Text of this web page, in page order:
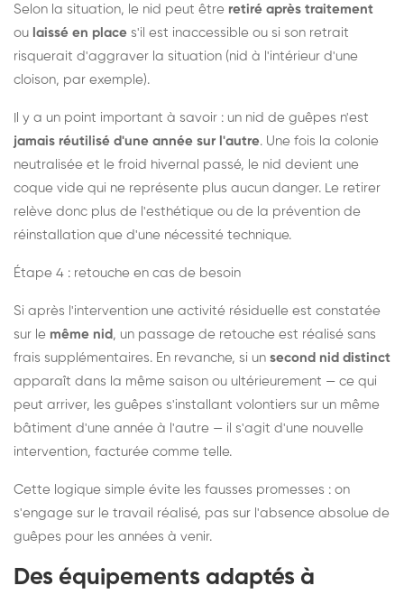
Selon la situation, le nid peut être retiré après traitement
ou laissé en place s'il est inaccessible ou si son retrait
risquerait d'aggraver la situation (nid à l'intérieur d'une
cloison, par exemple).
Il y a un point important à savoir : un nid de guêpes n'est
jamais réutilisé d'une année sur l'autre. Une fois la colonie
neutralisée et le froid hivernal passé, le nid devient une
coque vide qui ne représente plus aucun danger. Le retirer
relève donc plus de l'esthétique ou de la prévention de
réinstallation que d'une nécessité technique.
Étape 4 : retouche en cas de besoin
Si après l'intervention une activité résiduelle est constatée
sur le même nid , un passage de retouche est réalisé sans
frais supplémentaires. En revanche, si un second nid distinct
apparaît dans la même saison ou ultérieurement — ce qui
peut arriver, les guêpes s'installant volontiers sur un même
bâtiment d'une année à l'autre — il s'agit d'une nouvelle
intervention, facturée comme telle.
Cette logique simple évite les fausses promesses : on
s'engage sur le travail réalisé, pas sur l'absence absolue de
guêpes pour les années à venir.
Des équipements adaptés à